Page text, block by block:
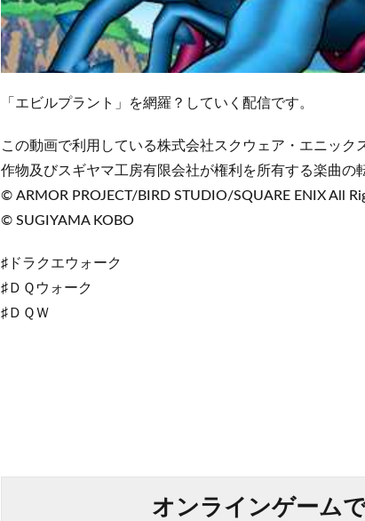
「エビルプラント」を網羅？していく配信です。
この動画で利用している株式会社スクウェア・エニッ
作物及びスギヤマ工房有限会社が権利を所有する楽曲の
© ARMOR PROJECT/BIRD STUDIO/SQUARE ENIX All
© SUGIYAMA KOBO
♯ドラクエウォーク
♯ＤＱウォーク
♯ＤＱＷ
オンラインゲーム